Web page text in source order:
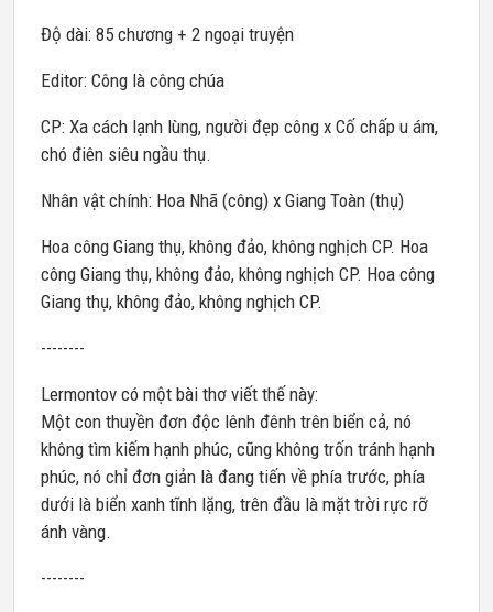
Độ dài: 85 chương + 2 ngoại truyện
Editor: Công là công chúa
CP: Xa cách lạnh lùng, người đẹp công x Cố chấp u ám,
chó điên siêu ngầu thụ.
Nhân vật chính: Hoa Nhã (công) x Giang Toàn (thụ)
Hoa công Giang thụ, không đảo, không nghịch CP. Hoa
công Giang thụ, không đảo, không nghịch CP. Hoa công
Giang thụ, không đảo, không nghịch CP.
--------
Lermontov có một bài thơ viết thế này:
Một con thuyền đơn độc lênh đênh trên biển cả, nó
không tìm kiếm hạnh phúc, cũng không trốn tránh hạnh
phúc, nó chỉ đơn giản là đang tiến về phía trước, phía
dưới là biển xanh tĩnh lặng, trên đầu là mặt trời rực rỡ
ánh vàng.
--------